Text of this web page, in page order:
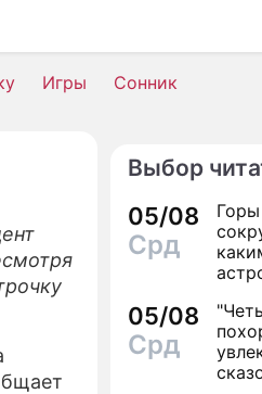
Игры Сонник
Выбор
05/08
Срд
05/08
Срд